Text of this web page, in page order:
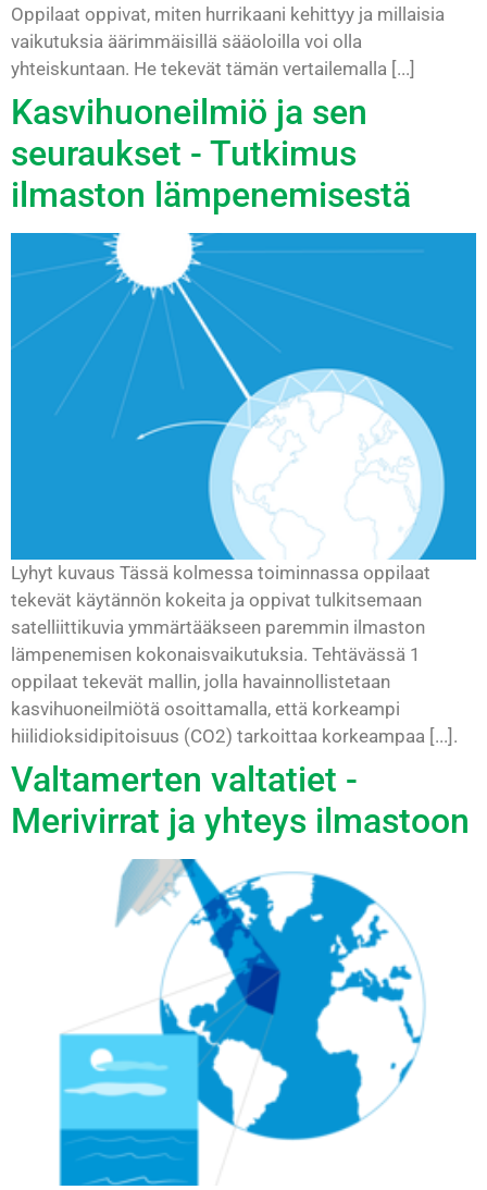
Oppilaat oppivat, miten hurrikaani kehittyy ja millaisia
vaikutuksia äärimmäisillä sääoloilla voi olla
yhteiskuntaan. He tekevät tämän vertailemalla [...]
Kasvihuoneilmiö ja sen
seuraukset - Tutkimus
ilmaston lämpenemisestä
Lyhyt kuvaus Tässä kolmessa toiminnassa oppilaat
tekevät käytännön kokeita ja oppivat tulkitsemaan
satelliittikuvia ymmärtääkseen paremmin ilmaston
lämpenemisen kokonaisvaikutuksia. Tehtävässä 1
oppilaat tekevät mallin, jolla havainnollistetaan
kasvihuoneilmiötä osoittamalla, että korkeampi
hiilidioksidipitoisuus (CO2) tarkoittaa korkeampaa [...].
Valtamerten valtatiet -
Merivirrat ja yhteys ilmastoon